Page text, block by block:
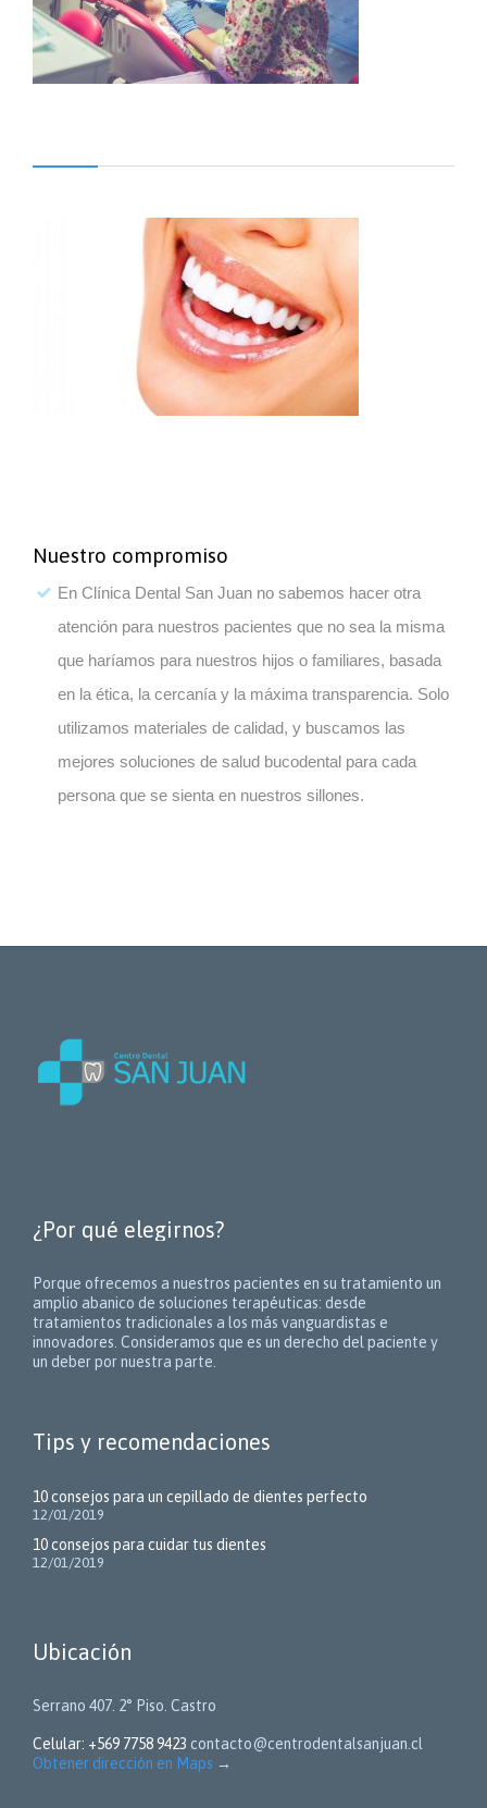
Nuestro compromiso
En Clínica Dental San Juan no sabemos hacer otra
atención para nuestros pacientes que no sea la misma
que haríamos para nuestros hijos o familiares, basada
en la ética, la cercanía y la máxima transparencia. Solo
utilizamos materiales de calidad, y buscamos las
mejores soluciones de salud bucodental para cada
persona que se sienta en nuestros sillones.
¿Por qué elegirnos?
Porque ofrecemos a nuestros pacientes en su tratamiento un
amplio abanico de soluciones terapéuticas: desde
tratamientos tradicionales a los más vanguardistas e
innovadores. Consideramos que es un derecho del paciente y
un deber por nuestra parte.
Tips y recomendaciones
10 consejos para un cepillado de dientes perfecto
12/01/2019
10 consejos para cuidar tus dientes
12/01/2019
Ubicación
Serrano 407. 2° Piso. Castro
Celular: +569 7758 9423 contacto@centrodentalsanjuan.cl
Obtener dirección en Maps →